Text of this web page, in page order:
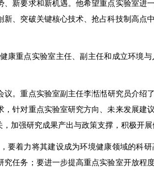
新要求和新机遇。他希望重点实验室
、突破关键核心技术、抢占科技制高
康重点实验室主任、副主任和成立环境
。重点实验室副主任李湉湉研究员介绍
针对重点实验室研究方向、未来发展
加强研究成果产出与政策支撑，积极开
要着力将其建设成为环境健康领域的科
任务；要进一步提高重点实验室开放